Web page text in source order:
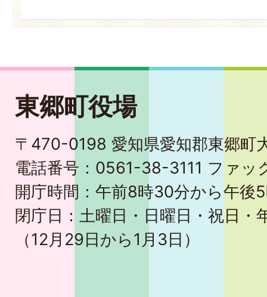
東郷町役場
〒470-0198 愛知県愛知郡東郷町
電話番号：0561-38-3111 ファ
開庁時間：午前8時30分から午後
閉庁日：土曜日・日曜日・祝日・
（12月29日から1月3日）